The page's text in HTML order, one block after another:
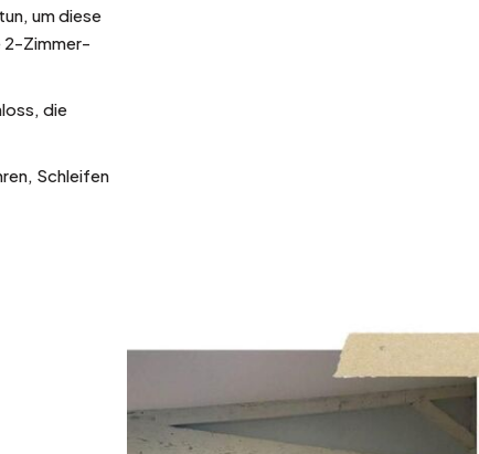
um diese
2-Zimmer-
die
Schleifen